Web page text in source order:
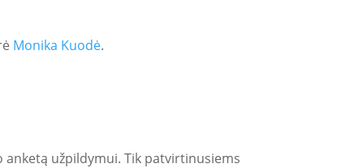
Monika Kuodė.
anketą užpildymui. Tik patvirtinusiems